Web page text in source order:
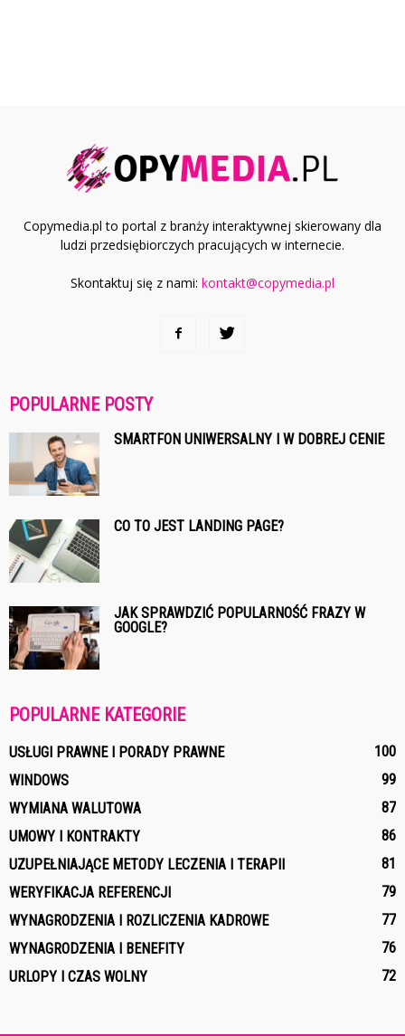
Copymedia.pl to portal z branży interaktywnej skierowany dla
ludzi przedsiębiorczych pracujących w internecie.
Skontaktuj się z nami: kontakt@copymedia.pl
POPULARNE POSTY
SMARTFON UNIWERSALNY I W DOBREJ CENIE
CO TO JEST LANDING PAGE?
JAK SPRAWDZIĆ POPULARNOŚĆ FRAZY W
GOOGLE?
POPULARNE KATEGORIE
USŁUGI PRAWNE I PORADY PRAWNE
100
WINDOWS
99
WYMIANA WALUTOWA
87
UMOWY I KONTRAKTY
86
UZUPEŁNIAJĄCE METODY LECZENIA I TERAPII
81
WERYFIKACJA REFERENCJI
79
WYNAGRODZENIA I ROZLICZENIA KADROWE
77
WYNAGRODZENIA I BENEFITY
76
URLOPY I CZAS WOLNY
72